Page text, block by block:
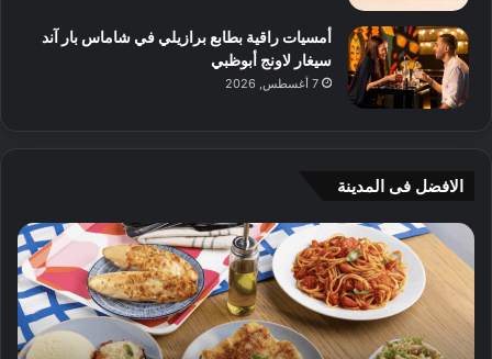
أمسيات راقية بطابع برازيلي في شاماس بار آند
سيغار لاونج أبوظبي
7 أغسطس, 2026
الافضل فى المدينة
ج
ي
ج
ي